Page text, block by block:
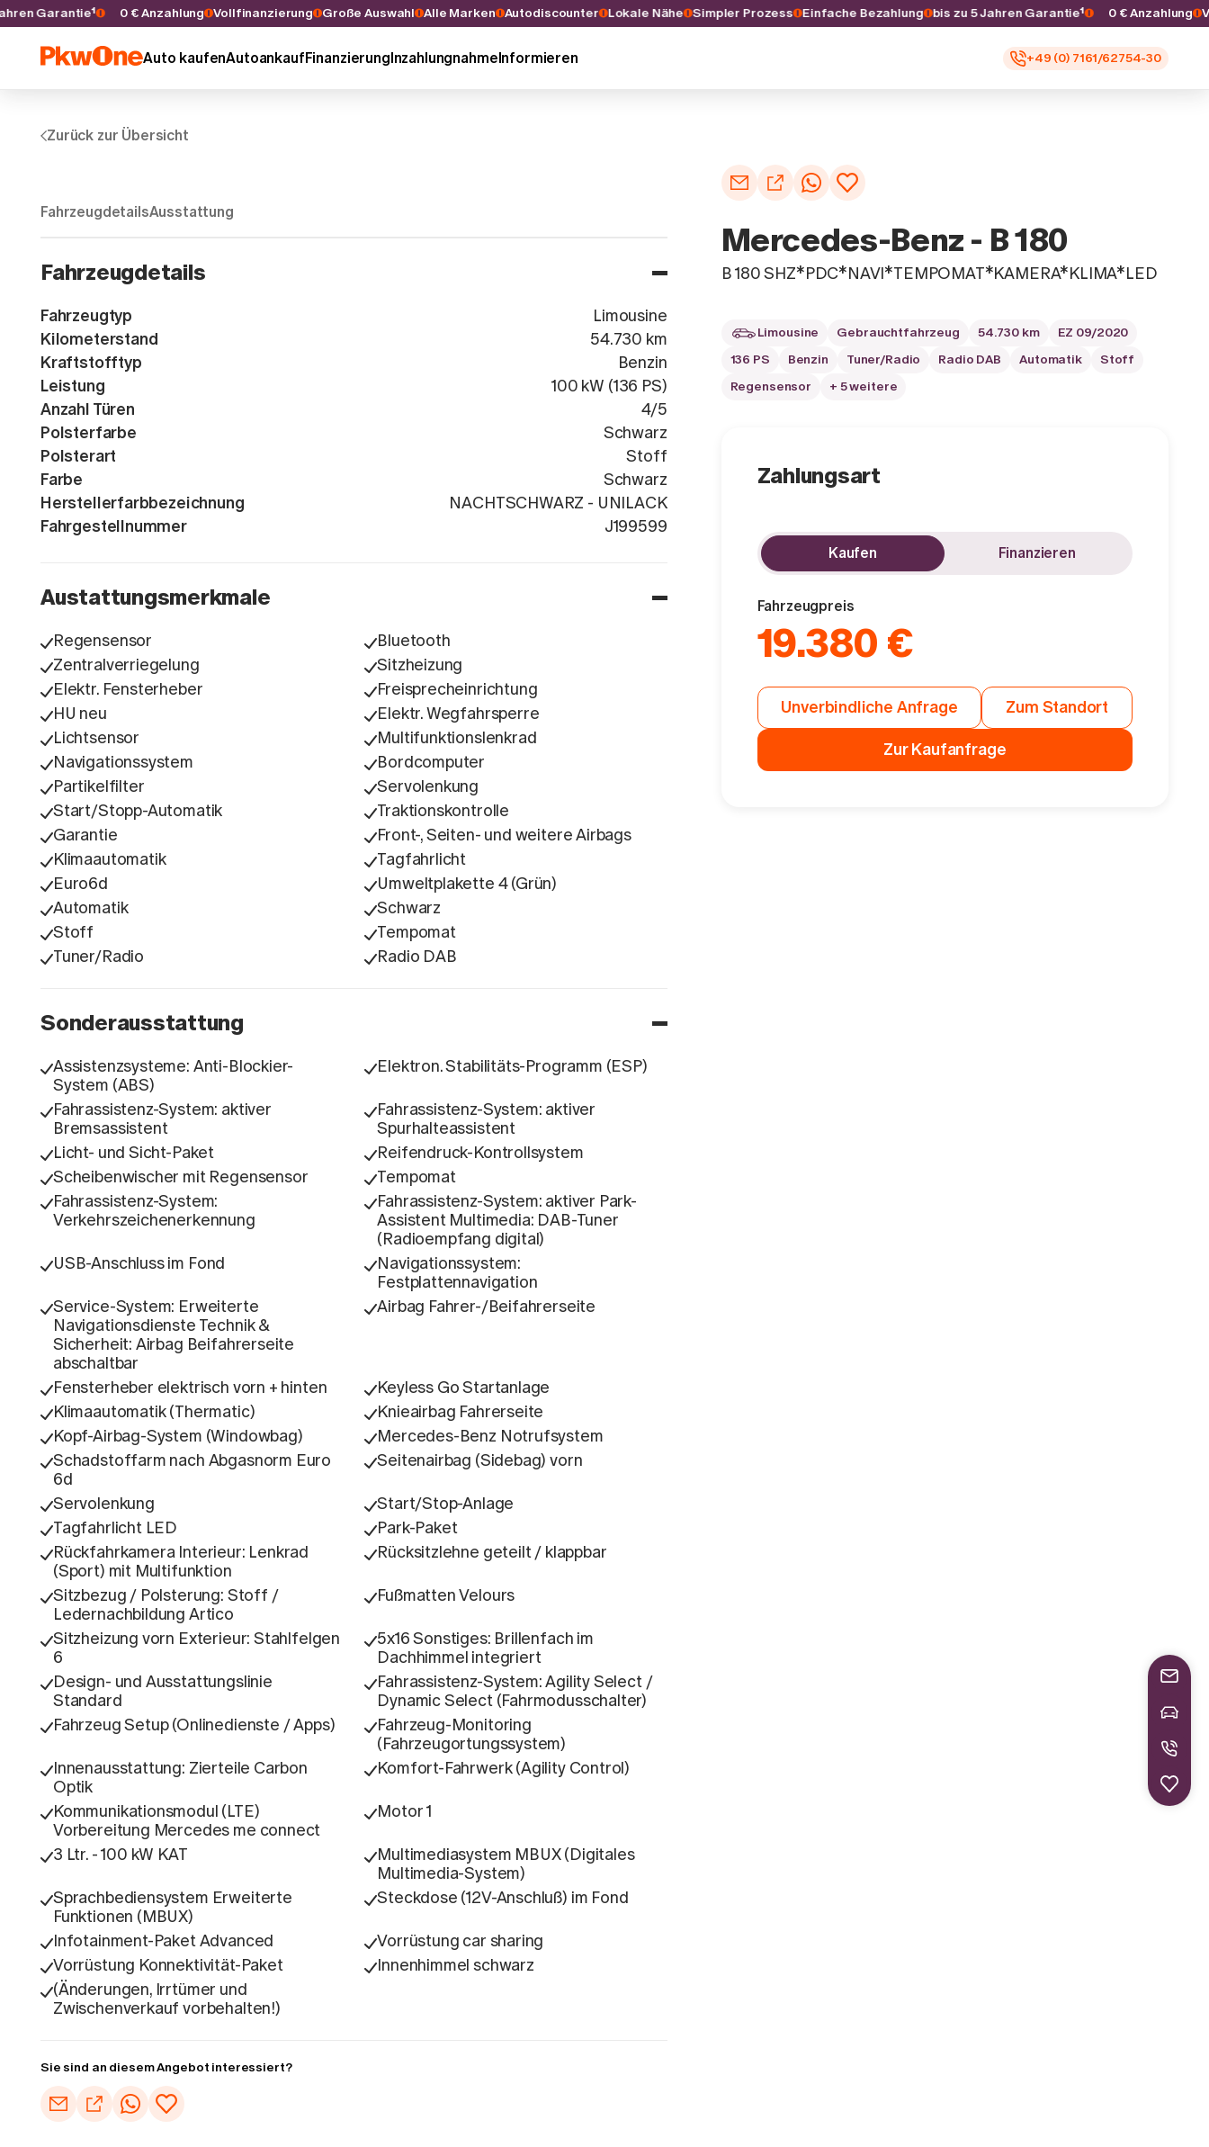
Jahren Garantie¹ 0 € Anzahlung Vollfinanzierung Große Auswahl Alle Marken Autodiscounter Lokale Nähe Simpler Prozess Einfache Bezahlung bis zu 5 Jahren Garantie¹ 0 €
Auto kaufenAutoankaufFinanzierungInzahlungnahmeInformieren +49 (0) 7161/62754-30
Zurück zur Übersicht
FahrzeugdetailsAusstattung
Fahrzeugdetails
Fahrzeugtyp
Limousine
Kilometerstand
54.730 km
Kraftstofftyp
Benzin
Leistung
100 kW (136 PS)
Anzahl Türen
4/5
Polsterfarbe
Schwarz
Polsterart
Stoff
Farbe
Schwarz
Herstellerfarbbezeichnung
NACHTSCHWARZ - UNILACK
Fahrgestellnummer
J199599
Austattungsmerkmale
Regensensor
Bluetooth
Zentralverriegelung
Sitzheizung
Elektr. Fensterheber
Freisprecheinrichtung
HU neu
Elektr. Wegfahrsperre
Lichtsensor
Multifunktionslenkrad
Navigationssystem
Bordcomputer
Partikelfilter
Servolenkung
Start/Stopp-Automatik
Traktionskontrolle
Garantie
Front-, Seiten- und weitere Airbags
Klimaautomatik
Tagfahrlicht
Euro6d
Umweltplakette 4 (Grün)
Automatik
Schwarz
Stoff
Tempomat
Tuner/Radio
Radio DAB
Sonderausstattung
Assistenzsysteme: Anti-Blockier-
System (ABS)
Elektron. Stabilitäts-Programm (ESP)
Fahrassistenz-System: aktiver
Bremsassistent
Fahrassistenz-System: aktiver
Spurhalteassistent
Licht- und Sicht-Paket
Reifendruck-Kontrollsystem
Scheibenwischer mit Regensensor
Tempomat
Fahrassistenz-System:
Verkehrszeichenerkennung
Fahrassistenz-System: aktiver Park-
Assistent Multimedia: DAB-Tuner
(Radioempfang digital)
USB-Anschluss im Fond
Navigationssystem:
Festplattennavigation
Service-System: Erweiterte
Navigationsdienste Technik &
Sicherheit: Airbag Beifahrerseite
abschaltbar
Airbag Fahrer-/Beifahrerseite
Fensterheber elektrisch vorn + hinten
Keyless Go Startanlage
Klimaautomatik (Thermatic)
Knieairbag Fahrerseite
Kopf-Airbag-System (Windowbag)
Mercedes-Benz Notrufsystem
Schadstoffarm nach Abgasnorm Euro
6d
Seitenairbag (Sidebag) vorn
Servolenkung
Start/Stop-Anlage
Tagfahrlicht LED
Park-Paket
Rückfahrkamera Interieur: Lenkrad
(Sport) mit Multifunktion
Rücksitzlehne geteilt / klappbar
Sitzbezug / Polsterung: Stoff /
Ledernachbildung Artico
Fußmatten Velours
Sitzheizung vorn Exterieur: Stahlfelgen
6
5x16 Sonstiges: Brillenfach im
Dachhimmel integriert
Design- und Ausstattungslinie
Standard
Fahrassistenz-System: Agility Select /
Dynamic Select (Fahrmodusschalter)
Fahrzeug Setup (Onlinedienste / Apps)
Fahrzeug-Monitoring
(Fahrzeugortungssystem)
Innenausstattung: Zierteile Carbon
Optik
Komfort-Fahrwerk (Agility Control)
Kommunikationsmodul (LTE)
Vorbereitung Mercedes me connect
Motor 1
3 Ltr. - 100 kW KAT
Multimediasystem MBUX (Digitales
Multimedia-System)
Sprachbediensystem Erweiterte
Funktionen (MBUX)
Steckdose (12V-Anschluß) im Fond
Infotainment-Paket Advanced
Vorrüstung car sharing
Vorrüstung Konnektivität-Paket
Innenhimmel schwarz
(Änderungen, Irrtümer und
Zwischenverkauf vorbehalten!)
Sie sind an diesem Angebot interessiert?
Mercedes-Benz - B 180
B 180 SHZ*PDC*NAVI*TEMPOMAT*KAMERA*KLIMA*LED
Limousine Gebrauchtfahrzeug 54.730 km
EZ 09/2020
136 PS
Benzin Tuner/Radio Radio DAB Automatik
Stoff
Regensensor
+ 5 weitere
Zahlungsart
Kaufen Finanzieren
Fahrzeugpreis
19.380 €
Unverbindliche Anfrage Zum Standort
Zur Kaufanfrage